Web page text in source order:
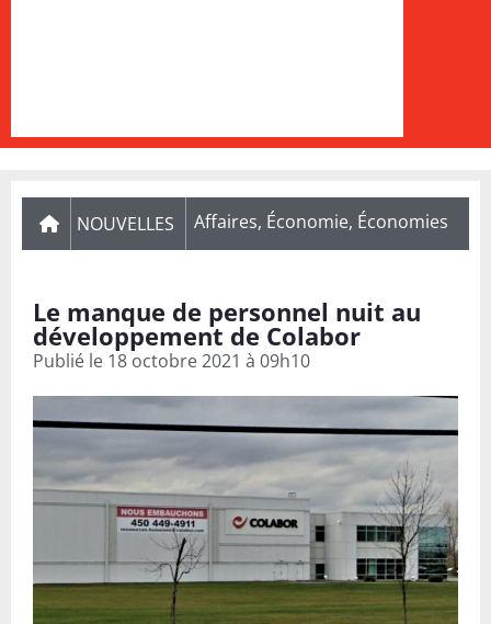
NOUVELLES Affaires, Économie, Économies
Le manque de personnel nuit au
développement de Colabor
Publié le 18 octobre 2021 à 09h10